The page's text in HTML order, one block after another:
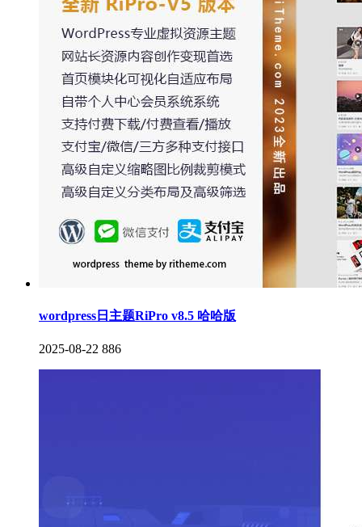
wordpress日主题RiPro v8.5 哈哈版
2025-08-22 886